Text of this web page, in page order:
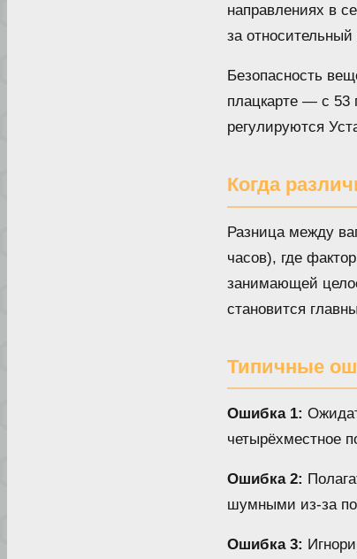
направлениях в
за
Безопасность
плацкарте — с 53
регулируются
Когда
Разница между
часов), где
занимающей
становится
Типичные
Ошибка 1:
четырёхместное
Ошибка 2:
шумными из-за
Ошибка 3: